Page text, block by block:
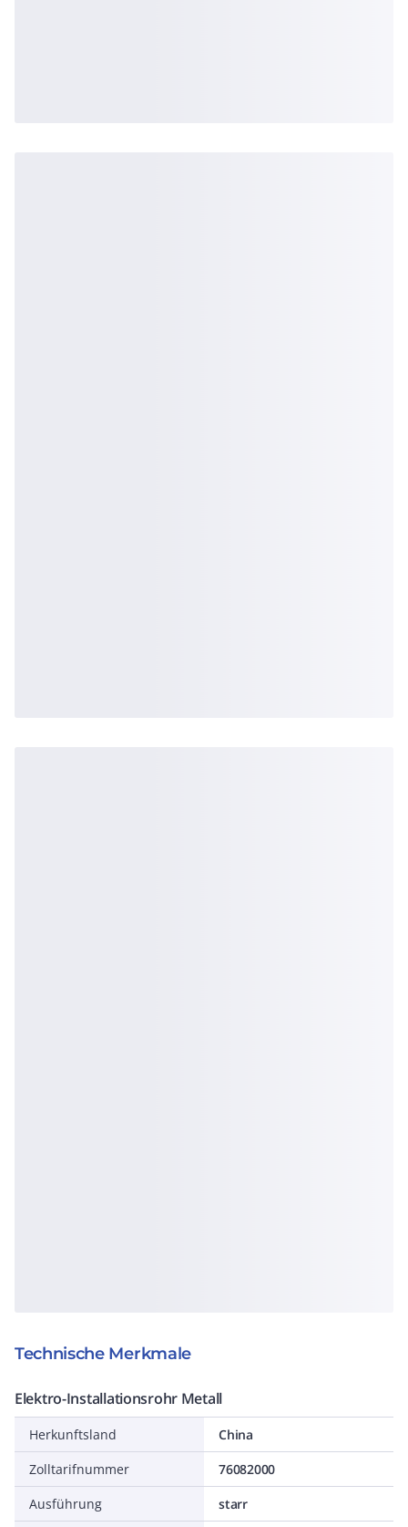
Technische Merkmale
Elektro-Installationsrohr Metall
Herkunftsland
China
Zolltarifnummer
76082000
Ausführung
starr